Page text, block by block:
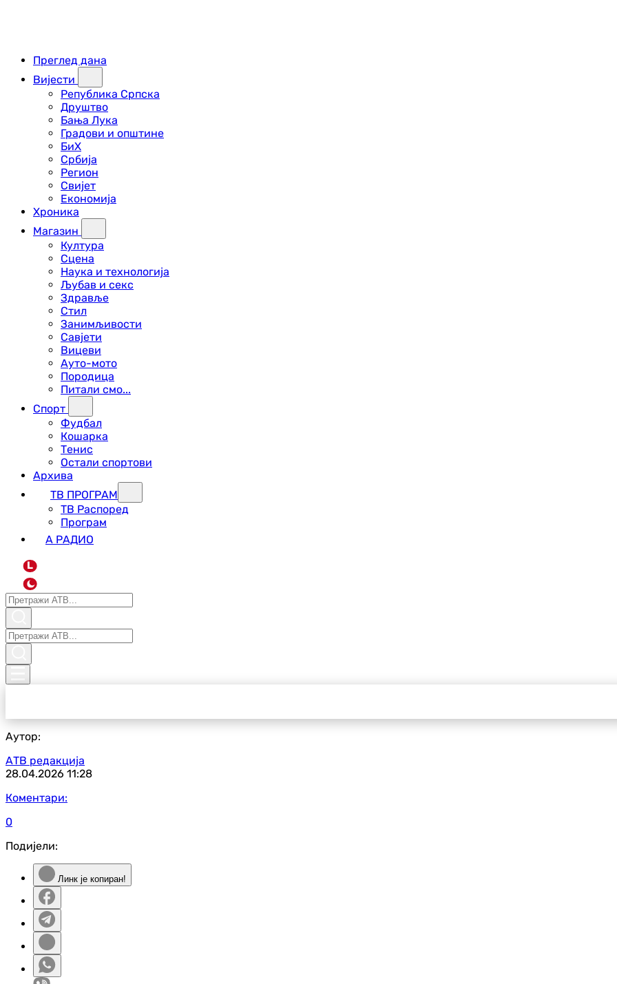
Преглед дана
Вијести
Република Српска
Друштво
Бања Лука
Градови и општине
БиХ
Србија
Регион
Свијет
Економија
Хроника
Магазин
Култура
Сцена
Наука и технологија
Љубав и секс
Здравље
Стил
Занимљивости
Савјети
Вицеви
Ауто-мото
Породица
Питали смо...
Спорт
Фудбал
Кошарка
Тенис
Остали спортови
Архива
ТВ ПРОГРАМ
ТВ Распоред
Програм
А РАДИО
L
Аутор:
АТВ редакција
28.04.2026 11:28
Коментари:
0
Подијели:
Линк је копиран!